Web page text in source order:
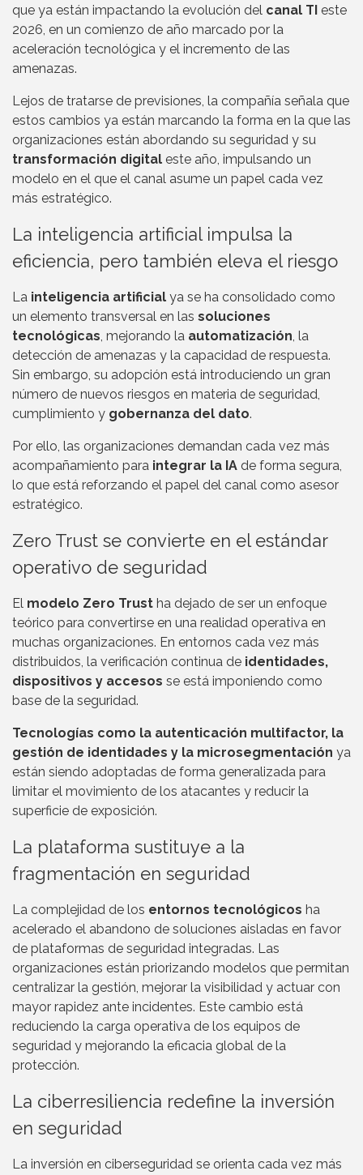
que ya están impactando la evolución del canal TI este
2026, en un comienzo de año marcado por la
aceleración tecnológica y el incremento de las
amenazas.
Lejos de tratarse de previsiones, la compañía señala que
estos cambios ya están marcando la forma en la que las
organizaciones están abordando su seguridad y su
transformación digital este año, impulsando un
modelo en el que el canal asume un papel cada vez
más estratégico.
La inteligencia artificial impulsa la
eficiencia, pero también eleva el riesgo
La inteligencia artificial ya se ha consolidado como
un elemento transversal en las soluciones
tecnológicas, mejorando la automatización, la
detección de amenazas y la capacidad de respuesta.
Sin embargo, su adopción está introduciendo un gran
número de nuevos riesgos en materia de seguridad,
cumplimiento y gobernanza del dato.
Por ello, las organizaciones demandan cada vez más
acompañamiento para integrar la IA de forma segura,
lo que está reforzando el papel del canal como asesor
estratégico.
Zero Trust se convierte en el estándar
operativo de seguridad
El modelo Zero Trust ha dejado de ser un enfoque
teórico para convertirse en una realidad operativa en
muchas organizaciones. En entornos cada vez más
distribuidos, la verificación continua de identidades,
dispositivos y accesos se está imponiendo como
base de la seguridad.
Tecnologías como la autenticación multifactor, la
gestión de identidades y la microsegmentación ya
están siendo adoptadas de forma generalizada para
limitar el movimiento de los atacantes y reducir la
superficie de exposición.
La plataforma sustituye a la
fragmentación en seguridad
La complejidad de los entornos tecnológicos ha
acelerado el abandono de soluciones aisladas en favor
de plataformas de seguridad integradas. Las
organizaciones están priorizando modelos que permitan
centralizar la gestión, mejorar la visibilidad y actuar con
mayor rapidez ante incidentes. Este cambio está
reduciendo la carga operativa de los equipos de
seguridad y mejorando la eficacia global de la
protección.
La ciberresiliencia redefine la inversión
en seguridad
La inversión en ciberseguridad se orienta cada vez más